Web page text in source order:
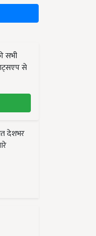
सभी
से
देशभर